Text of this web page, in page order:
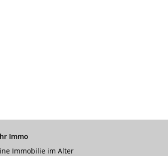
Immo
Immobilie im Alter